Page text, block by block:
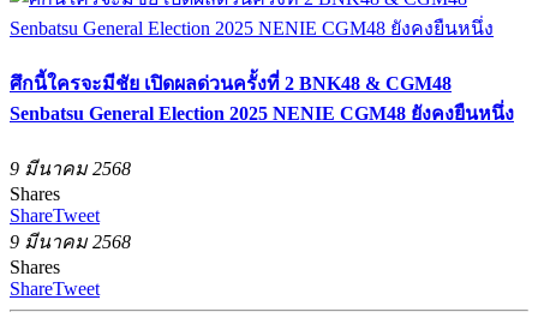
ศึกนี้ใครจะมีชัย เปิดผลด่วนครั้งที่ 2 BNK48 & CGM48
Senbatsu General Election 2025 NENIE CGM48 ยังคงยืนหนึ่ง
9 มีนาคม 2568
Shares
ShareTweet
9 มีนาคม 2568
Shares
ShareTweet